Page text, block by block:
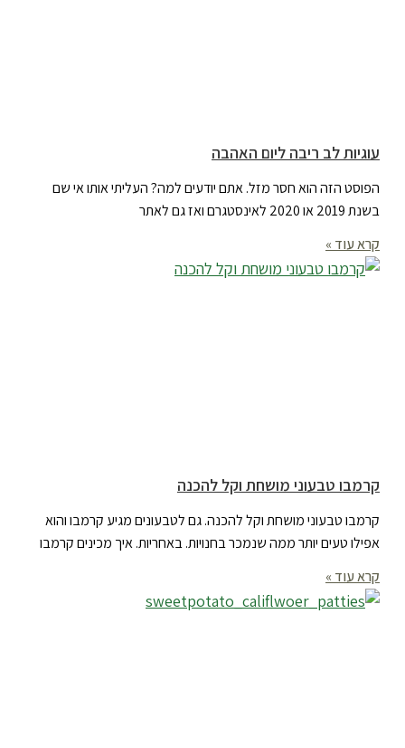
עוגיות לב ריבה ליום האהבה
הפוסט הזה הוא חסר מזל. אתם יודעים למה? העליתי אותו אי שם
בשנת 2019 או 2020 לאינסטגרם ואז גם לאתר
קרא עוד »
קרמבו טבעוני מושחת וקל להכנה
קרמבו טבעוני מושחת וקל להכנה. גם לטבעונים מגיע קרמבו והוא
אפילו טעים יותר ממה שנמכר בחנויות. באחריות. איך מכינים קרמבו
קרא עוד »